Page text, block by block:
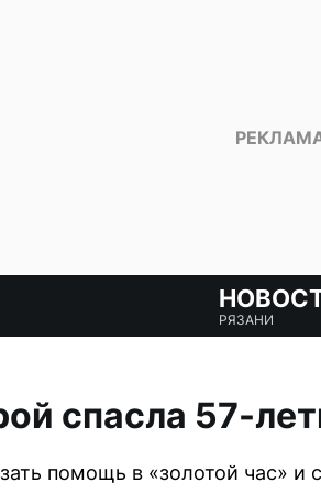
РЯЗАНИ
спасла 57-
помощь в «золотой час» и